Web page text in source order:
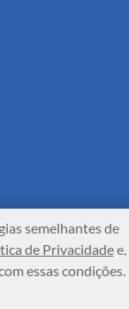
© 2025 - Todos
semelhantes de
de Privacidadee,
essas condições.